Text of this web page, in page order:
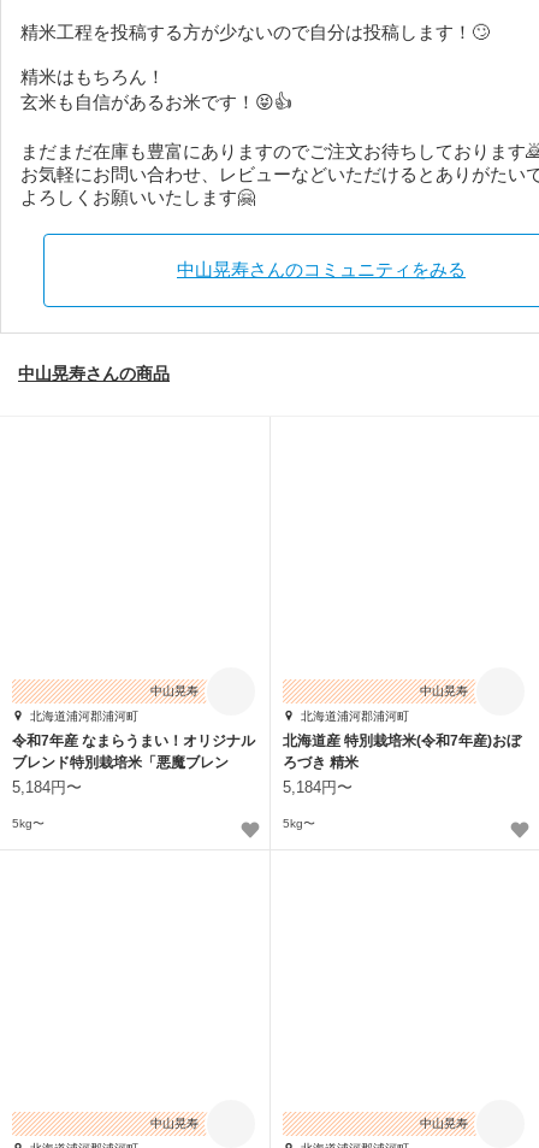
精米工程を投稿する方が少ないので自分は投稿します！🙄
精米はもちろん！
玄米も自信があるお米です！😝👍
まだまだ在庫も豊富にありますのでご注文お待ちしております
お気軽にお問い合わせ、レビューなどいただけるとありがたい
よろしくお願いいたします🤗
中山晃寿さんのコミュニティをみる
中山晃寿さんの商品
中山晃寿
北海道浦河郡浦河町
令和7年産 なまらうまい！オリジナル
ブレンド特別栽培米「悪魔ブレン
ド」
5,184円〜
5kg〜
中山晃寿
北海道浦河郡浦河町
北海道産 特別栽培米(令和7年産)おぼ
ろづき 精米
5,184円〜
5kg〜
中山晃寿
中山晃寿